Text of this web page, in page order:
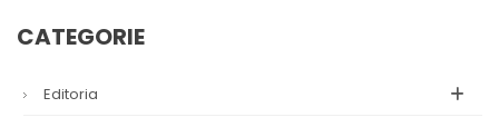
CATEGORIE
Editoria